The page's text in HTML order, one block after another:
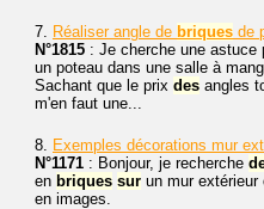
7. Réaliser angle de briques de
N°1815 : Je cherche une astuce
un poteau dans une salle à
Sachant que le prix des angles
m'en faut une...
8. Exemples décorations mur
N°1171 : Bonjour, je recherche
en briques sur un mur
en images.